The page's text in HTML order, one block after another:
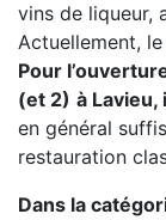
vins de liqueur,
Actuellement,
Pour
(et 2) à Lavieu,
en général
restauration
Dans la